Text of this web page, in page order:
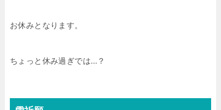
お休みとなります。
ちょっと休み過ぎでは…？